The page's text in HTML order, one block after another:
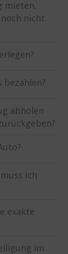
mieten,
nicht
abholen
ich
exakte
im